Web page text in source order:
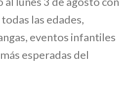
las edades,
eventos infantiles
esperadas del